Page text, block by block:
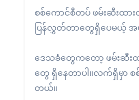
စစ်ကောင်စီတပ် ဖမ်းဆီးထားတဲ့
ပြန်လွှတ်တာတွေရှိပေမယ့်
ဒေသခံတွေကတော့ ဖမ်းဆီးထ
တွေ ရှိနေတာပါ။လက်ရှိမှာ စစ်
တယ်။